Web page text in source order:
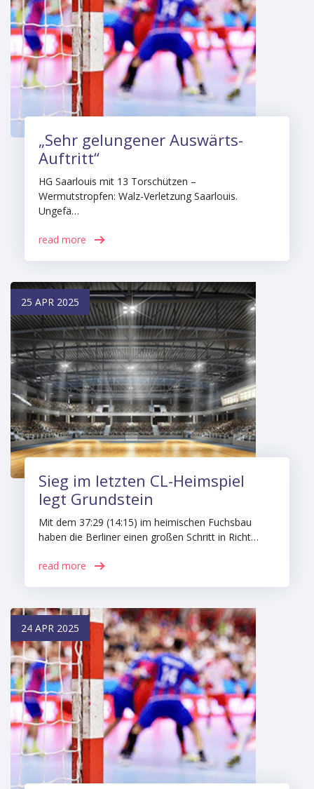
„Sehr gelungener Auswärts-
Auftritt“
HG Saarlouis mit 13 Torschützen –
Wermutstropfen: Walz-Verletzung Saarlouis.
Ungefä…
read more
25 APR 2025
Sieg im letzten CL-Heimspiel
legt Grundstein
Mit dem 37:29 (14:15) im heimischen Fuchsbau
haben die Berliner einen großen Schritt in Richt…
read more
24 APR 2025